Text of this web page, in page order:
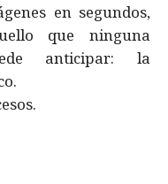
en segundos,
que ninguna
anticipar: la